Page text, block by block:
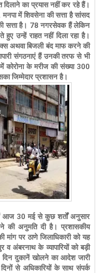
दिलाने का प्रयास नहीं कर रहे हैं।
में शिवसेना की सत्ता है सांसद
सत्ता है। 78 नगरसेवक हैं लेकिन
हुए उन्हें राहत नहीं दिला रहा है।
अथवा बिजली बंद माफ करने की
संगठनाएं हैं उनकी तरफ से भी
में कोरोना के मरीज की संख्या 300
जिम्मेदार प्रशासन है।
आज 30 मई से कुछ शर्तों अनुसार
अनुमति दी है। प्रशासकीय
मांग पर ठाणे जिलाधिकारी को यह
अंबरनाथ के व्यापारियों को बड़ी
दुकानें खोलने का आदेश जारी
से अधिकारियों के साथ संपर्क